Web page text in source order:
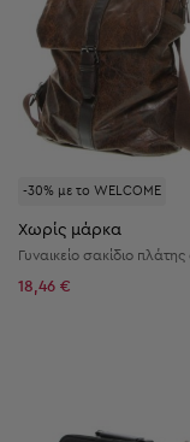
-30% με το WELCOME
Χωρίς μάρκα
18,46 €